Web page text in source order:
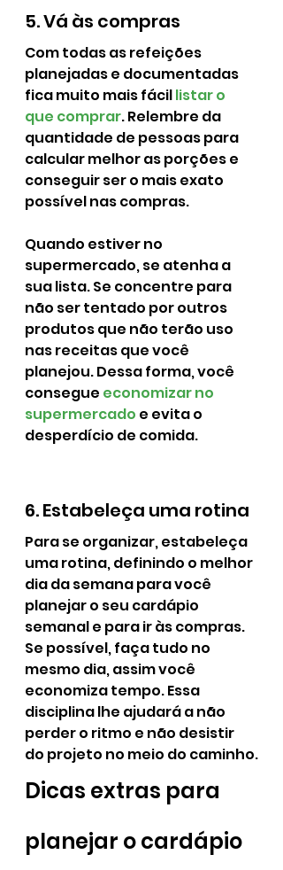
5. Vá às compras
Com todas as refeições
planejadas e documentadas
fica muito mais fácil listar o
que comprar. Relembre da
quantidade de pessoas para
calcular melhor as porções e
conseguir ser o mais exato
possível nas compras.
Quando estiver no
supermercado, se atenha a
sua lista. Se concentre para
não ser tentado por outros
produtos que não terão uso
nas receitas que você
planejou. Dessa forma, você
consegue economizar no
supermercado e evita o
desperdício de comida.
6. Estabeleça uma rotina
Para se organizar, estabeleça
uma rotina, definindo o melhor
dia da semana para você
planejar o seu cardápio
semanal e para ir às compras.
Se possível, faça tudo no
mesmo dia, assim você
economiza tempo. Essa
disciplina lhe ajudará a não
perder o ritmo e não desistir
do projeto no meio do caminho.
Dicas extras para
planejar o cardápio